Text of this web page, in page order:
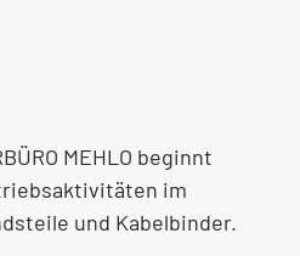
MEHLO beginnt
im
und Kabelbinder.